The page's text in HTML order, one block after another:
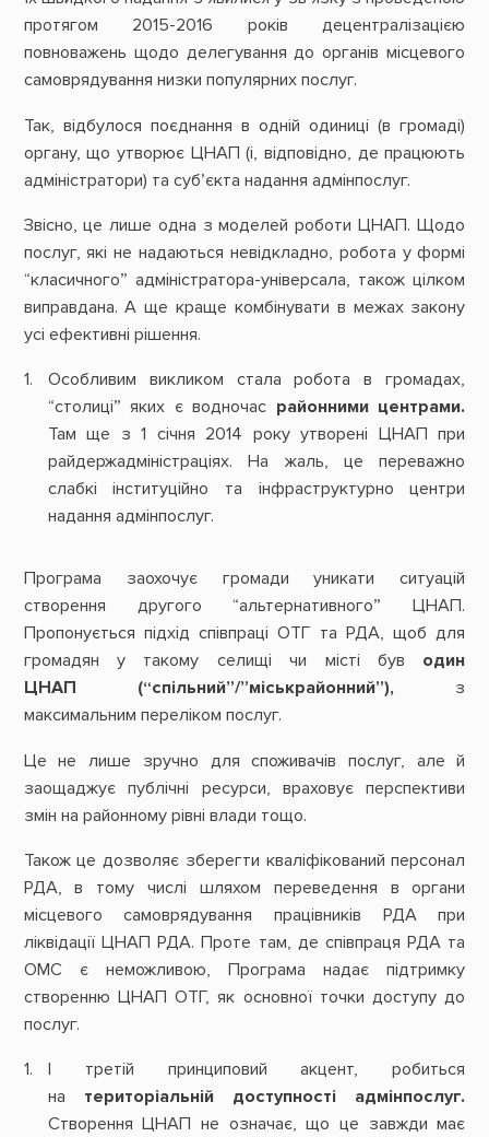
протягом 2015-2016 років децентралізацією
повноважень щодо делегування до органів місцевого
самоврядування низки популярних послуг.
Так, відбулося поєднання в одній одиниці (в громаді)
органу, що утворює ЦНАП (і, відповідно, де працюють
адміністратори) та суб’єкта надання адмінпослуг.
Звісно, це лише одна з моделей роботи ЦНАП. Щодо
послуг, які не надаються невідкладно, робота у формі
“класичного” адміністратора-універсала, також цілком
виправдана. А ще краще комбінувати в межах закону
усі ефективні рішення.
Особливим викликом стала робота в громадах,
“столиці” яких є водночас районними центрами.
Там ще з 1 січня 2014 року утворені ЦНАП при
райдержадміністраціях. На жаль, це переважно
слабкі інституційно та інфраструктурно центри
надання адмінпослуг.
Програма заохочує громади уникати ситуацій
створення другого “альтернативного” ЦНАП.
Пропонується підхід співпраці ОТГ та РДА, щоб для
громадян у такому селищі чи місті був один
ЦНАП (“спільний”/”міськрайонний”), з
максимальним переліком послуг.
Це не лише зручно для споживачів послуг, але й
заощаджує публічні ресурси, враховує перспективи
змін на районному рівні влади тощо.
Також це дозволяє зберегти кваліфікований персонал
РДА, в тому числі шляхом переведення в органи
місцевого самоврядування працівників РДА при
ліквідації ЦНАП РДА. Проте там, де співпраця РДА та
ОМС є неможливою, Програма надає підтримку
створенню ЦНАП ОТГ, як основної точки доступу до
послуг.
І третій принциповий акцент, робиться
на територіальній доступності адмінпослуг.
Створення ЦНАП не означає, що це завжди має